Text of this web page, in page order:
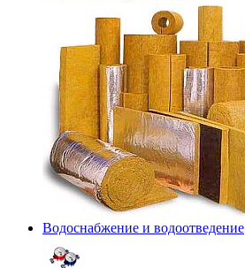
Водоснабжение и водоотведение